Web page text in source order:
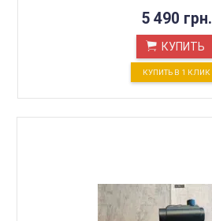
5 490 грн.
КУПИТЬ
КУПИТЬ В 1 КЛИК